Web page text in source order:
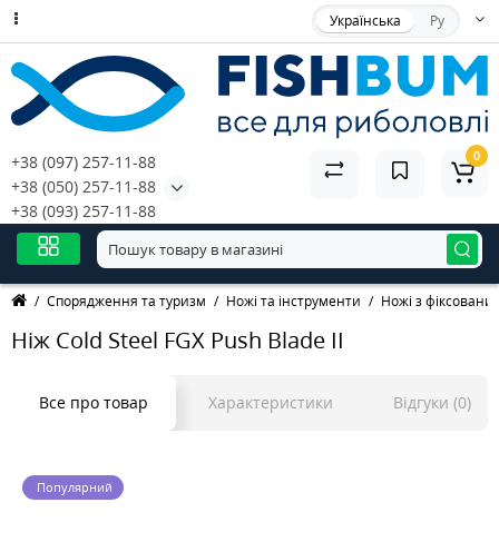
Українська Ру
+38 (097) 257-11-88
+38 (050) 257-11-88
+38 (093) 257-11-88
0
Спорядження та туризм Ножі та інструменти Ножі з
Ніж Cold Steel FGX Push Blade II
Все про товар Характеристики Відгуки (0)
Популярний